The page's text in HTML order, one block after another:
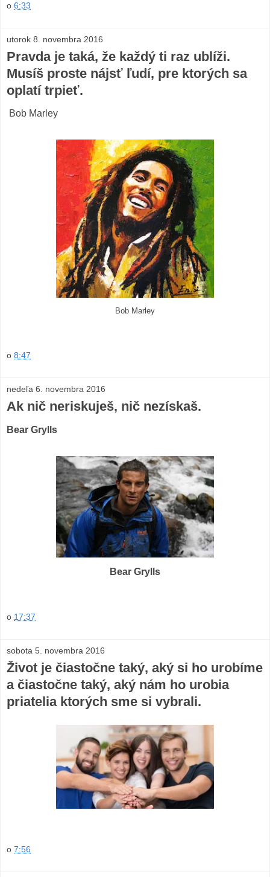
o 6:33
utorok 8. novembra 2016
Pravda je taká, že každý ti raz ublíži.
Musíš proste nájsť ľudí, pre ktorých sa
oplatí trpieť.
Bob Marley
Bob Marley
o 8:47
nedeľa 6. novembra 2016
Ak nič neriskuješ, nič nezískaš.
Bear Grylls
Bear Grylls
o 17:37
sobota 5. novembra 2016
Život je čiastočne taký, aký si ho urobíme
a čiastočne taký, aký nám ho urobia
priatelia ktorých sme si vybrali.
o 7:56